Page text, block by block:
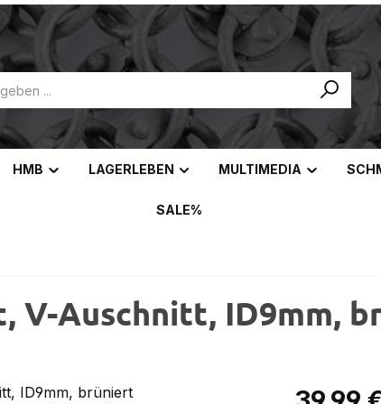
HMB LAGERLEBEN MULTIMEDIA
SALE%
V-Auschnitt, ID9mm,
Regulärer